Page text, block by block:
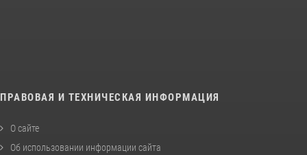
ПРАВОВАЯ И ТЕХНИЧЕСКАЯ ИНФОРМАЦИЯ
О сайте
Об использовании информации сайта